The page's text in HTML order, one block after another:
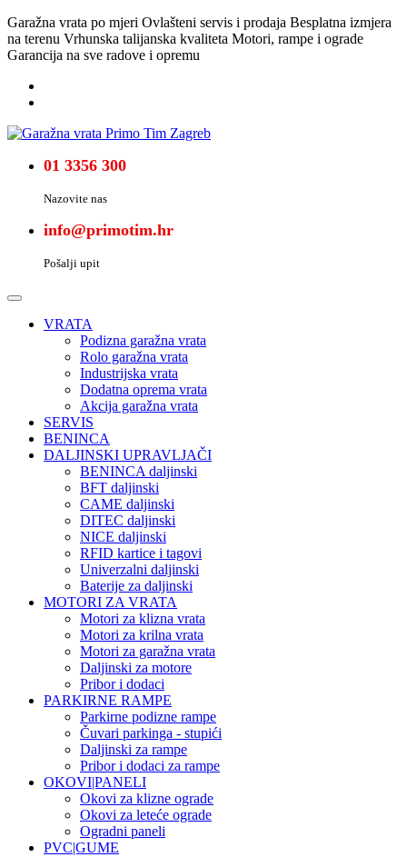
Garažna vrata po mjeri Ovlašteni servis i prodaja Besplatna izmjera
na terenu Vrhunska talijanska kvaliteta Motori, rampe i ograde
Garancija na sve radove i opremu
01 3356 300
Nazovite nas
info@primotim.hr
Pošalji upit
VRATA
Podizna garažna vrata
Rolo garažna vrata
Industrijska vrata
Dodatna oprema vrata
Akcija garažna vrata
SERVIS
BENINCA
DALJINSKI UPRAVLJAČI
BENINCA daljinski
BFT daljinski
CAME daljinski
DITEC daljinski
NICE daljinski
RFID kartice i tagovi
Univerzalni daljinski
Baterije za daljinski
MOTORI ZA VRATA
Motori za klizna vrata
Motori za krilna vrata
Motori za garažna vrata
Daljinski za motore
Pribor i dodaci
PARKIRNE RAMPE
Parkirne podizne rampe
Čuvari parkinga - stupići
Daljinski za rampe
Pribor i dodaci za rampe
OKOVI|PANELI
Okovi za klizne ograde
Okovi za leteće ograde
Ogradni paneli
PVC|GUME